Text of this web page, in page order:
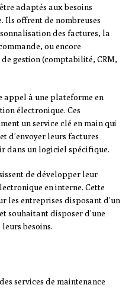
adaptés aux besoins
Ils offrent de nombreuses
des factures, la
ou encore
gestion (comptabilité, CRM,
appel à une plateforme en
électronique. Ces
un service clé en main qui
d’envoyer leurs factures
dans un logiciel spécifique.
de développer leur
en interne. Cette
les entreprises disposant d’un
souhaitant disposer d’une
besoins.
services de maintenance